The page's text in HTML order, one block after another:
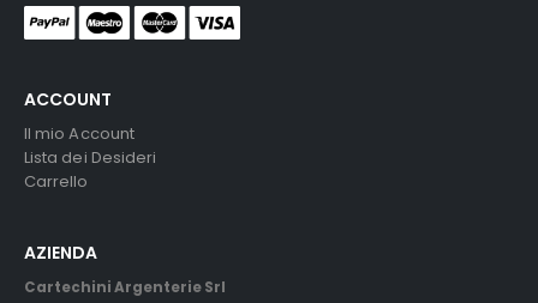
ACCOUNT
Il mio Account
Lista dei Desideri
Carrello
AZIENDA
Cartechini Argenterie Srl